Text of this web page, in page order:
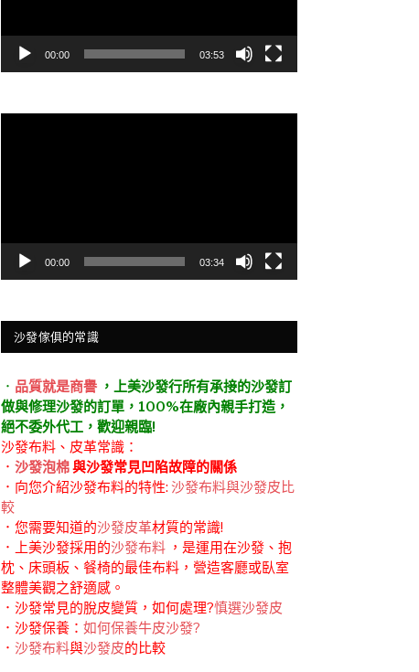
00:00 03:53
00:00 03:34
沙發傢俱的常識
． 品質就是商譽 ，上美沙發行所有承接的沙發訂
做與修理沙發的訂單，100%在廠內親手打造，
絕不委外代工，歡迎親臨!
沙發布料、皮革常識：
． 沙發泡棉與沙發常見凹陷故障的關係
．向您介紹沙發布料的特性: 沙發布料與沙發皮比
較
．您需要知道的沙發皮革材質的常識!
．上美沙發採用的沙發布料 ，是運用在沙發、抱
枕、床頭板、餐椅的最佳布料，營造客廳或臥室
整體美觀之舒適感。
．沙發常見的脫皮變質，如何處理?慎選沙發皮
．沙發保養： 如何保養牛皮沙發?
． 沙發布料與沙發皮的比較